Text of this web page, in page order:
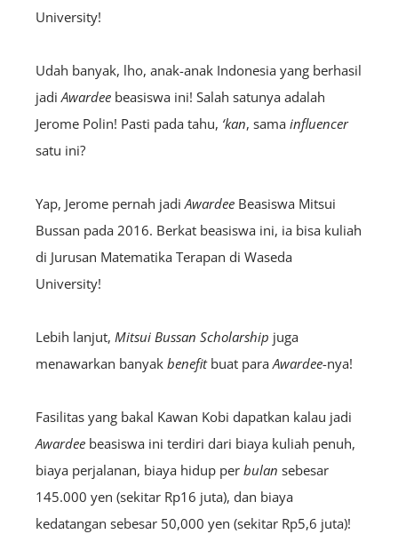
University!
Udah banyak, lho, anak-anak Indonesia yang berhasil
jadi Awardee beasiswa ini! Salah satunya adalah
Jerome Polin! Pasti pada tahu, ‘kan, sama influencer
satu ini?
Yap, Jerome pernah jadi Awardee Beasiswa Mitsui
Bussan pada 2016. Berkat beasiswa ini, ia bisa kuliah
di Jurusan Matematika Terapan di Waseda
University!
Lebih lanjut, Mitsui Bussan Scholarship juga
menawarkan banyak benefitbuat para Awardee-nya!
Fasilitas yang bakal Kawan Kobi dapatkan kalau jadi
Awardee beasiswa ini terdiri dari biaya kuliah penuh,
biaya perjalanan, biaya hidup per bulan sebesar
145.000 yen (sekitar Rp16 juta), dan biaya
kedatangan sebesar 50,000 yen (sekitar Rp5,6 juta)!